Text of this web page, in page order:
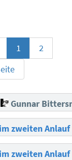
1
2
Gunnar
zweiten
zweiten